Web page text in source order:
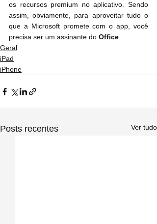
os recursos premium no aplicativo. Sendo
assim, obviamente, para aproveitar tudo o
que a Microsoft promete com o app, você
precisa ser um assinante do Office
Geral
iPad
iPhone
Posts recentes Ver tudo